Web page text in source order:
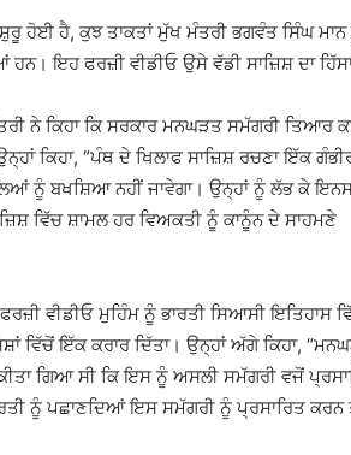
ਹੋਈ ਹੈ, ਕੁਝ ਤਾਕਤਾਂ ਮੁੱਖ ਮੰਤਰੀ ਭਗਵੰਤ ਸਿੰਘ ਮਾਨ
ਇਹ ਫਰਜ਼ੀ ਵੀਡੀਓ ਉਸੇ ਵੱਡੀ ਸਾਜ਼ਿਸ਼ ਦਾ
ਨੇ ਕਿਹਾ ਕਿ ਸਰਕਾਰ ਮਨਘੜਤ ਸਮੱਗਰੀ ਤਿਆਰ
ਕਿਹਾ, “ਪੰਥ ਦੇ ਖਿਲਾਫ ਸਾਜ਼ਿਸ਼ ਰਚਣਾ ਇੱਕ
ਨੂੰ ਬਖਸ਼ਿਆ ਨਹੀਂ ਜਾਵੇਗਾ। ਉਨ੍ਹਾਂ ਨੂੰ ਲੱਭ ਕੇ
ਵਿੱਚ ਸ਼ਾਮਲ ਹਰ ਵਿਅਕਤੀ ਨੂੰ ਕਾਨੂੰਨ ਦੇ ਸਾਹਮਣੇ
ਵੀਡੀਓ ਮੁਹਿੰਮ ਨੂੰ ਭਾਰਤੀ ਸਿਆਸੀ ਇਤਿਹਾਸ
ਵਿੱਚੋਂ ਇੱਕ ਕਰਾਰ ਦਿੱਤਾ। ਉਨ੍ਹਾਂ ਅੱਗੇ ਕਿਹਾ,
ਗਿਆ ਸੀ ਕਿ ਇਸ ਨੂੰ ਅਸਲੀ ਸਮੱਗਰੀ ਵਜੋਂ
ਨੂੰ ਪਛਾਣਦਿਆਂ ਇਸ ਸਮੱਗਰੀ ਨੂੰ ਪ੍ਰਸਾਰਿਤ ਕਰਨ